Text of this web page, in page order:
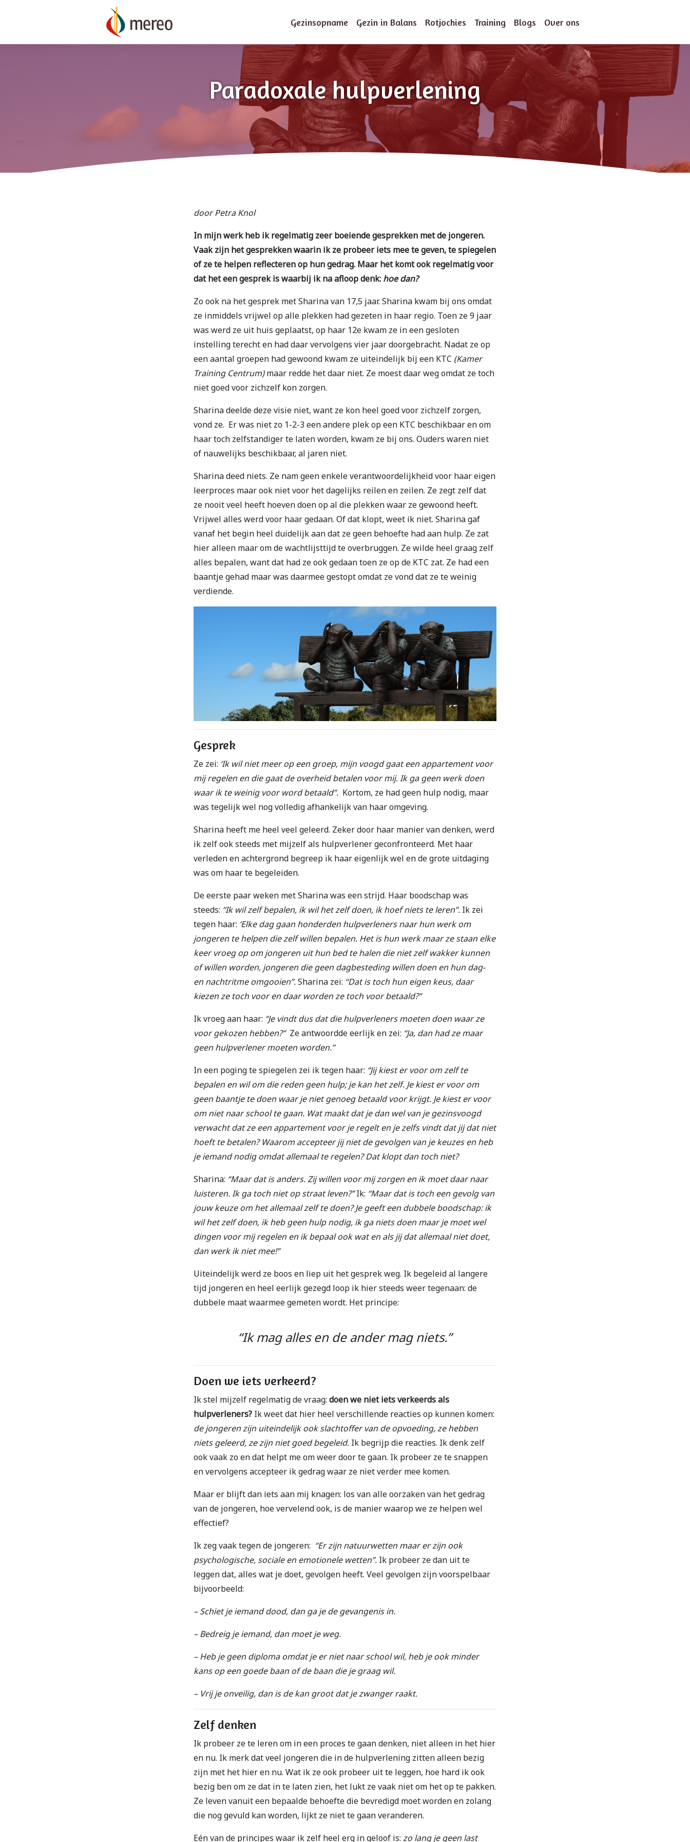
Gezinsopname Gezin in Balans Rotjochies Training Blogs Over ons
Paradoxale hulpverlening
door Petra Knol
In mijn werk heb ik regelmatig zeer boeiende gesprekken met de jongeren.
Vaak zijn het gesprekken waarin ik ze probeer iets mee te geven, te spiegelen
of ze te helpen reflecteren op hun gedrag. Maar het komt ook regelmatig voor
dat het een gesprek is waarbij ik na afloop denk: hoe dan?
Zo ook na het gesprek met Sharina van 17,5 jaar. Sharina kwam bij ons omdat
ze inmiddels vrijwel op alle plekken had gezeten in haar regio. Toen ze 9 jaar
was werd ze uit huis geplaatst, op haar 12e kwam ze in een gesloten
instelling terecht en had daar vervolgens vier jaar doorgebracht. Nadat ze op
een aantal groepen had gewoond kwam ze uiteindelijk bij een KTC (Kamer
Training Centrum)maar redde het daar niet. Ze moest daar weg omdat ze toch
niet goed voor zichzelf kon zorgen.
Sharina deelde deze visie niet, want ze kon heel goed voor zichzelf zorgen,
vond ze. Er was niet zo 1-2-3 een andere plek op een KTC beschikbaar en om
haar toch zelfstandiger te laten worden, kwam ze bij ons. Ouders waren niet
of nauwelijks beschikbaar, al jaren niet.
Sharina deed niets. Ze nam geen enkele verantwoordelijkheid voor haar eigen
leerproces maar ook niet voor het dagelijks reilen en zeilen. Ze zegt zelf dat
ze nooit veel heeft hoeven doen op al die plekken waar ze gewoond heeft.
Vrijwel alles werd voor haar gedaan. Of dat klopt, weet ik niet. Sharina gaf
vanaf het begin heel duidelijk aan dat ze geen behoefte had aan hulp. Ze zat
hier alleen maar om de wachtlijsttijd te overbruggen. Ze wilde heel graag zelf
alles bepalen, want dat had ze ook gedaan toen ze op de KTC zat. Ze had een
baantje gehad maar was daarmee gestopt omdat ze vond dat ze te weinig
verdiende.
Gesprek
Ze zei: ‘Ik wil niet meer op een groep, mijn voogd gaat een appartement voor
mij regelen en die gaat de overheid betalen voor mij. Ik ga geen werk doen
waar ik te weinig voor word betaald”. Kortom, ze had geen hulp nodig, maar
was tegelijk wel nog volledig afhankelijk van haar omgeving.
Sharina heeft me heel veel geleerd. Zeker door haar manier van denken, werd
ik zelf ook steeds met mijzelf als hulpverlener geconfronteerd. Met haar
verleden en achtergrond begreep ik haar eigenlijk wel en de grote uitdaging
was om haar te begeleiden.
De eerste paar weken met Sharina was een strijd. Haar boodschap was
steeds: “Ik wil zelf bepalen, ik wil het zelf doen, ik hoef niets te leren”. Ik zei
tegen haar: ‘Elke dag gaan honderden hulpverleners naar hun werk om
jongeren te helpen die zelf willen bepalen. Het is hun werk maar ze staan elke
keer vroeg op om jongeren uit hun bed te halen die niet zelf wakker kunnen
of willen worden, jongeren die geen dagbesteding willen doen en hun dag-
en nachtritme omgooien”.Sharina zei: “Dat is toch hun eigen keus, daar
kiezen ze toch voor en daar worden ze toch voor betaald?”
Ik vroeg aan haar: “Je vindt dus dat die hulpverleners moeten doen waar ze
voor gekozen hebben?”Ze antwoordde eerlijk en zei: “Ja, dan had ze maar
geen hulpverlener moeten worden.”
In een poging te spiegelen zei ik tegen haar: “Jij kiest er voor om zelf te
bepalen en wil om die reden geen hulp; je kan het zelf. Je kiest er voor om
geen baantje te doen waar je niet genoeg betaald voor krijgt. Je kiest er voor
om niet naar school te gaan. Wat maakt dat je dan wel van je gezinsvoogd
verwacht dat ze een appartement voor je regelt en je zelfs vindt dat jij dat niet
hoeft te betalen? Waarom accepteer jij niet de gevolgen van je keuzes en heb
je iemand nodig omdat allemaal te regelen? Dat klopt dan toch niet?
Sharina: “Maar dat is anders. Zij willen voor mij zorgen en ik moet daar naar
luisteren. Ik ga toch niet op straat leven?”Ik: “Maar dat is toch een gevolg van
jouw keuze om het allemaal zelf te doen? Je geeft een dubbele boodschap: ik
wil het zelf doen, ik heb geen hulp nodig, ik ga niets doen maar je moet wel
dingen voor mij regelen en ik bepaal ook wat en als jij dat allemaal niet doet,
dan werk ik niet mee!”
Uiteindelijk werd ze boos en liep uit het gesprek weg. Ik begeleid al langere
tijd jongeren en heel eerlijk gezegd loop ik hier steeds weer tegenaan: de
dubbele maat waarmee gemeten wordt. Het principe:
“Ik mag alles en de ander mag niets.”
Doen we iets verkeerd?
Ik stel mijzelf regelmatig de vraag: doen we niet iets verkeerds als
hulpverleners? Ik weet dat hier heel verschillende reacties op kunnen komen:
de jongeren zijn uiteindelijk ook slachtoffer van de opvoeding, ze hebben
niets geleerd, ze zijn niet goed begeleid. Ik begrijp die reacties. Ik denk zelf
ook vaak zo en dat helpt me om weer door te gaan. Ik probeer ze te snappen
en vervolgens accepteer ik gedrag waar ze niet verder mee komen.
Maar er blijft dan iets aan mij knagen: los van alle oorzaken van het gedrag
van de jongeren, hoe vervelend ook, is de manier waarop we ze helpen wel
effectief?
Ik zeg vaak tegen de jongeren: “Er zijn natuurwetten maar er zijn ook
psychologische, sociale en emotionele wetten”. Ik probeer ze dan uit te
leggen dat, alles wat je doet, gevolgen heeft. Veel gevolgen zijn voorspelbaar
bijvoorbeeld:
– Schiet je iemand dood, dan ga je de gevangenis in.
– Bedreig je iemand, dan moet je weg.
– Heb je geen diploma omdat je er niet naar school wil, heb je ook minder
kans op een goede baan of de baan die je graag wil.
– Vrij je onveilig, dan is de kan groot dat je zwanger raakt.
Zelf denken
Ik probeer ze te leren om in een proces te gaan denken, niet alleen in het hier
en nu. Ik merk dat veel jongeren die in de hulpverlening zitten alleen bezig
zijn met het hier en nu. Wat ik ze ook probeer uit te leggen, hoe hard ik ook
bezig ben om ze dat in te laten zien, het lukt ze vaak niet om het op te pakken.
Ze leven vanuit een bepaalde behoefte die bevredigd moet worden en zolang
die nog gevuld kan worden, lijkt ze niet te gaan veranderen.
Eén van de principes waar ik zelf heel erg in geloof is: zo lang je geen last